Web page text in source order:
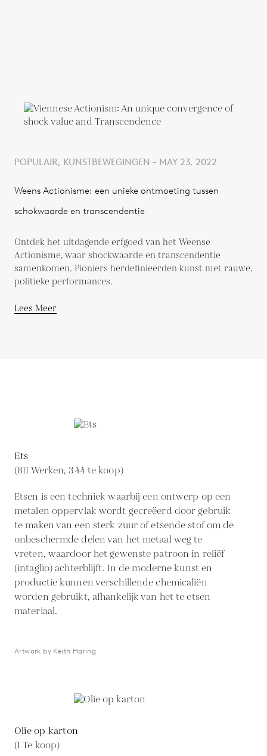
POPULAIR, KUNSTBEWEGINGEN - MAY 23, 2022
Weens Actionisme: een unieke ontmoeting tussen
schokwaarde en transcendentie
Ontdek het uitdagende erfgoed van het Weense
Actionisme, waar shockwaarde en transcendentie
samenkomen. Pioniers herdefinieerden kunst met rauwe,
politieke performances.
Lees Meer
Ets
(811 Werken, 344 te koop)
Etsen is een techniek waarbij een ontwerp op een
metalen oppervlak wordt gecreëerd door gebruik
te maken van een sterk zuur of etsende stof om de
onbeschermde delen van het metaal weg te
vreten, waardoor het gewenste patroon in reliëf
(intaglio) achterblijft. In de moderne kunst en
productie kunnen verschillende chemicaliën
worden gebruikt, afhankelijk van het te etsen
materiaal.
Artwork by Keith Haring
Olie op karton
(1 Te koop)